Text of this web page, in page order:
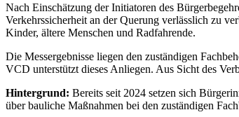
Nach Einschätzung der Initiatoren des
Verkehrssicherheit an der Querung verlässlich zu
Kinder, ältere Menschen und Radfahrende.
Die Messergebnisse liegen den zuständigen
VCD unterstützt dieses Anliegen. Aus Sicht des
Hintergrund: Bereits seit 2024 setzen sich
über bauliche Maßnahmen bei den zuständigen